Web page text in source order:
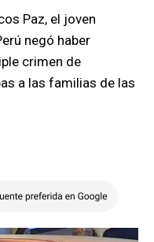
Paz, el joven
negó haber
crimen de
a las familias de las